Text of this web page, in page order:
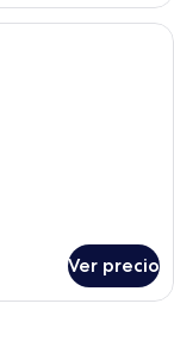
con cabina de
Ver precio